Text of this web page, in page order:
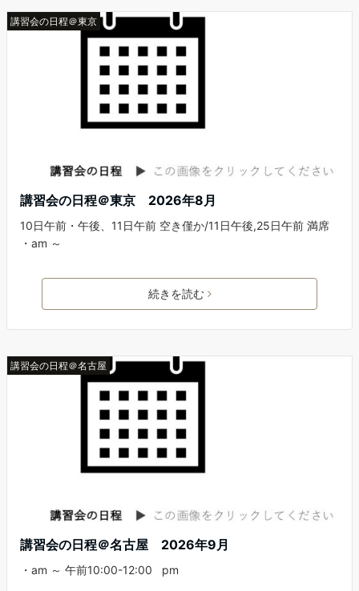
講習会の日程＠東京
講習会の日程＠東京 2026年8月
10日午前・午後、11日午前 空き僅か/11日午後,25日午前 満席
・am ～
続きを読む
講習会の日程＠名古屋
講習会の日程＠名古屋 2026年9月
・am ～ 午前10:00-12:00 pm